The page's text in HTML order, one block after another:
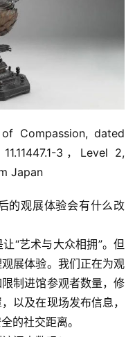
Compassion, dated
3，Level 2,
Japan
的观展体验会有什么改
“艺术与大众相拥”。但
展体验。我们正在为观
制进馆参观者数量，修
以及在现场发布信息，
的社交距离。